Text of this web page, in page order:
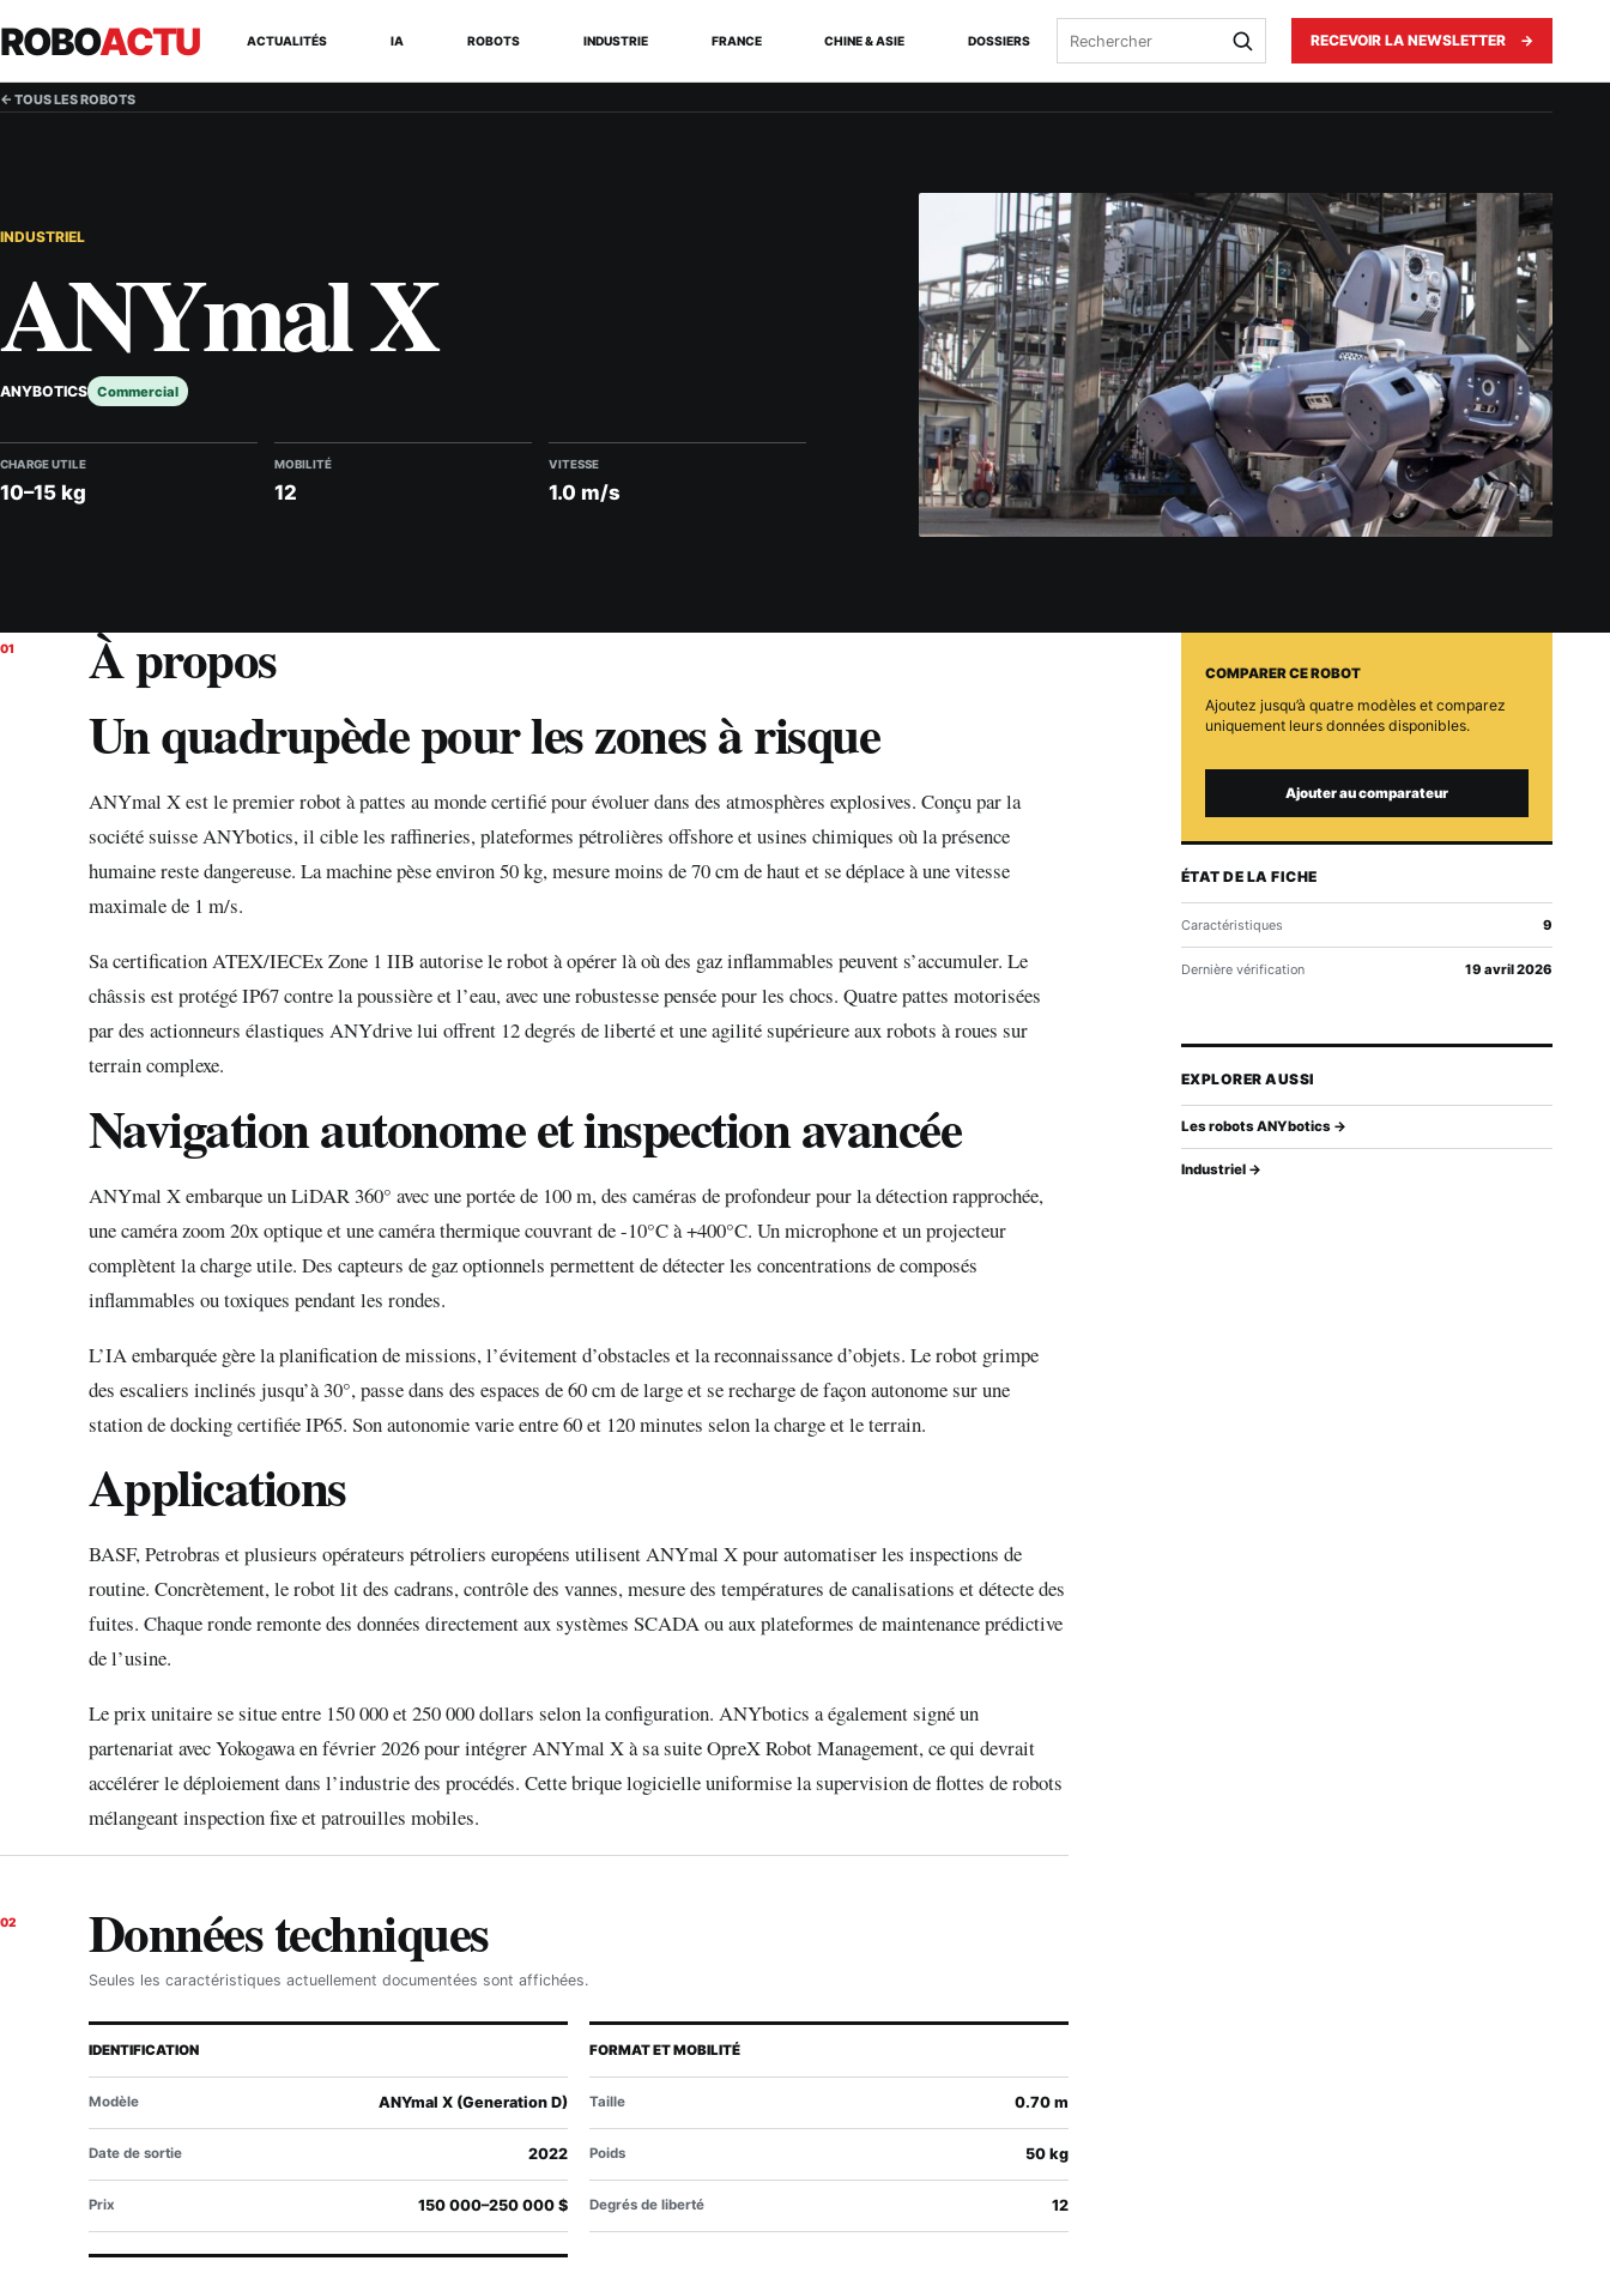
ROBOACTU ACTUALITÉS IA ROBOTS INDUSTRIE FRANCE CHINE & ASIE DOSSIERS Rechercher RECEVOIR LA NEWSLETTER →
← TOUS LES ROBOTS
INDUSTRIEL
ANYmal X
ANYBOTICS Commercial
CHARGE UTILE
10–15 kg
MOBILITÉ
12
VITESSE
1.0 m/s
01
À propos
Un quadrupède pour les zones à risque
ANYmal X est le premier robot à pattes au monde certifié pour évoluer dans des atmosphères explosives. Conçu par la
société suisse ANYbotics, il cible les raffineries, plateformes pétrolières offshore et usines chimiques où la présence
humaine reste dangereuse. La machine pèse environ 50 kg, mesure moins de 70 cm de haut et se déplace à une vitesse
maximale de 1 m/s.
Sa certification ATEX/IECEx Zone 1 IIB autorise le robot à opérer là où des gaz inflammables peuvent s’accumuler. Le
châssis est protégé IP67 contre la poussière et l’eau, avec une robustesse pensée pour les chocs. Quatre pattes motorisées
par des actionneurs élastiques ANYdrive lui offrent 12 degrés de liberté et une agilité supérieure aux robots à roues sur
terrain complexe.
Navigation autonome et inspection avancée
ANYmal X embarque un LiDAR 360° avec une portée de 100 m, des caméras de profondeur pour la détection rapprochée,
une caméra zoom 20x optique et une caméra thermique couvrant de -10°C à +400°C. Un microphone et un projecteur
complètent la charge utile. Des capteurs de gaz optionnels permettent de détecter les concentrations de composés
inflammables ou toxiques pendant les rondes.
L’IA embarquée gère la planification de missions, l’évitement d’obstacles et la reconnaissance d’objets. Le robot grimpe
des escaliers inclinés jusqu’à 30°, passe dans des espaces de 60 cm de large et se recharge de façon autonome sur une
station de docking certifiée IP65. Son autonomie varie entre 60 et 120 minutes selon la charge et le terrain.
Applications
BASF, Petrobras et plusieurs opérateurs pétroliers européens utilisent ANYmal X pour automatiser les inspections de
routine. Concrètement, le robot lit des cadrans, contrôle des vannes, mesure des températures de canalisations et détecte des
fuites. Chaque ronde remonte des données directement aux systèmes SCADA ou aux plateformes de maintenance prédictive
de l’usine.
Le prix unitaire se situe entre 150 000 et 250 000 dollars selon la configuration. ANYbotics a également signé un
partenariat avec Yokogawa en février 2026 pour intégrer ANYmal X à sa suite OpreX Robot Management, ce qui devrait
accélérer le déploiement dans l’industrie des procédés. Cette brique logicielle uniformise la supervision de flottes de robots
mélangeant inspection fixe et patrouilles mobiles.
02 Données techniques
Seules les caractéristiques actuellement documentées sont affichées.
IDENTIFICATION
Modèle ANYmal X (Generation D)
Date de sortie 2022
Prix 150 000–250 000 $
FORMAT ET MOBILITÉ
Taille 0.70 m
Poids 50 kg
Degrés de liberté 12
COMPARER CE ROBOT
Ajoutez jusqu’à quatre modèles et comparez
uniquement leurs données disponibles.
Ajouter au comparateur
ÉTAT DE LA FICHE
Caractéristiques 9
Dernière vérification 19 avril 2026
EXPLORER AUSSI
Les robots ANYbotics →
Industriel →